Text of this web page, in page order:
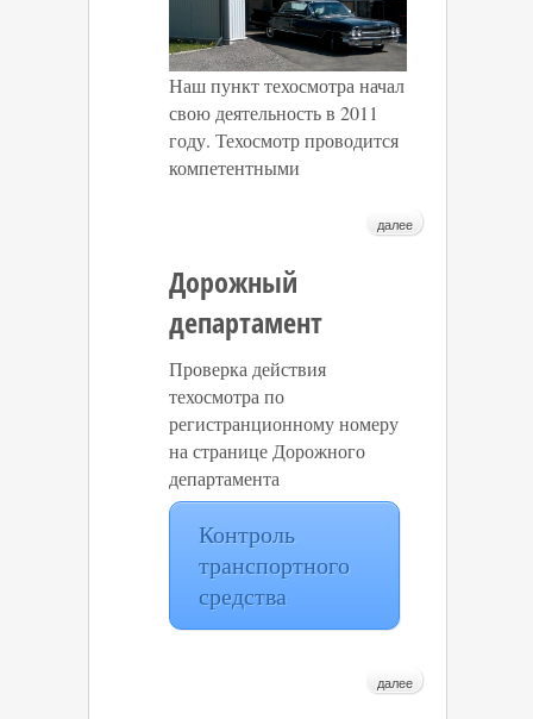
Наш пункт техосмотра начал
свою деятельность в 2011
году. Техосмотр проводится
компетентными
далее
Дорожный
департамент
Проверка действия
техосмотра по
регистранционному номеру
на странице Дорожного
департамента
Контроль
транспортного
средства
далее